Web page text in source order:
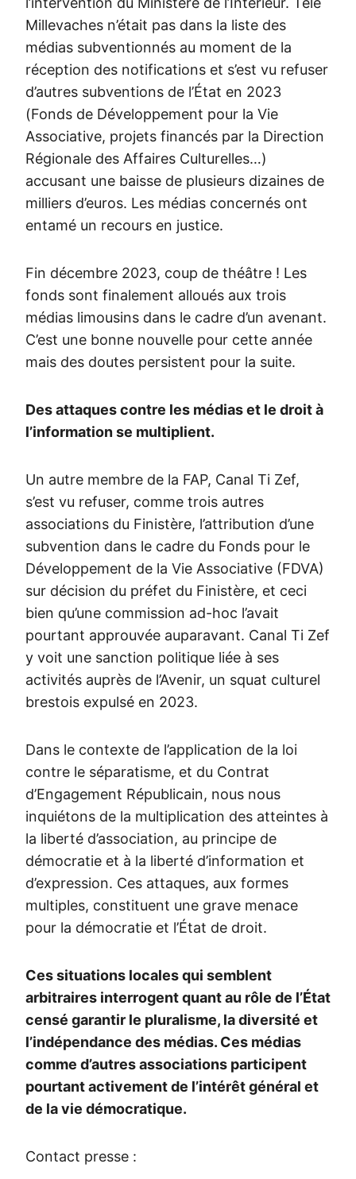
Millevaches n’était pas dans la liste des
médias subventionnés au moment de la
réception des notifications et s’est vu refuser
d’autres subventions de l’État en 2023
(Fonds de Développement pour la Vie
Associative, projets financés par la Direction
Régionale des Affaires Culturelles…)
accusant une baisse de plusieurs dizaines de
milliers d’euros. Les médias concernés ont
entamé un recours en justice.
Fin décembre 2023, coup de théâtre ! Les
fonds sont finalement alloués aux trois
médias limousins dans le cadre d’un avenant.
C’est une bonne nouvelle pour cette année
mais des doutes persistent pour la suite.
Des attaques contre les médias et le droit à
l’information se multiplient.
Un autre membre de la FAP, Canal Ti Zef,
s’est vu refuser, comme trois autres
associations du Finistère, l’attribution d’une
subvention dans le cadre du Fonds pour le
Développement de la Vie Associative (FDVA)
sur décision du préfet du Finistère, et ceci
bien qu’une commission ad-hoc l’avait
pourtant approuvée auparavant. Canal Ti Zef
y voit une sanction politique liée à ses
activités auprès de l’Avenir, un squat culturel
brestois expulsé en 2023.
Dans le contexte de l’application de la loi
contre le séparatisme, et du Contrat
d’Engagement Républicain, nous nous
inquiétons de la multiplication des atteintes à
la liberté d’association, au principe de
démocratie et à la liberté d’information et
d’expression. Ces attaques, aux formes
multiples, constituent une grave menace
pour la démocratie et l’État de droit.
Ces situations locales qui semblent
arbitraires interrogent quant au rôle de l’État
censé garantir le pluralisme, la diversité et
l’indépendance des médias. Ces médias
comme d’autres associations participent
pourtant activement de l’intérêt général et
de la vie démocratique.
Contact presse :